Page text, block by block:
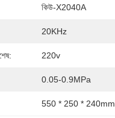
কিউ-X2040A
20KHz
220v
0.05-0.9MPa
550 * 250 * 240mm